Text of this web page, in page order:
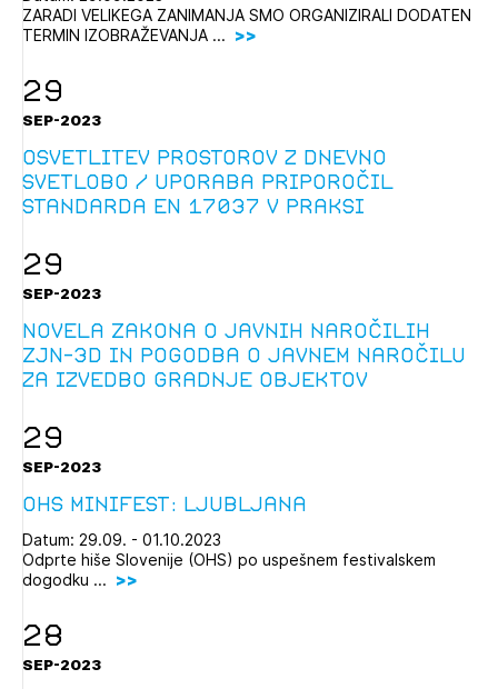
POZABLJENO GESLO
ZARADI VELIKEGA ZANIMANJA SMO ORGANIZIRALI DODATEN
TERMIN IZOBRAŽEVANJA ...
29
SEP-2023
Osvetlitev prostorov z dnevno
svetlobo / Uporaba priporočil
standarda EN 17037 v praksi
29
SEP-2023
Novela Zakona o javnih naročilih
ZJN-3D in pogodba o javnem naročilu
za izvedbo gradnje objektov
29
SEP-2023
OHS minifest: Ljubljana
Datum: 29.09. - 01.10.2023
Odprte hiše Slovenije (OHS) po uspešnem festivalskem
dogodku ...
28
SEP-2023
Novičnik natečajev